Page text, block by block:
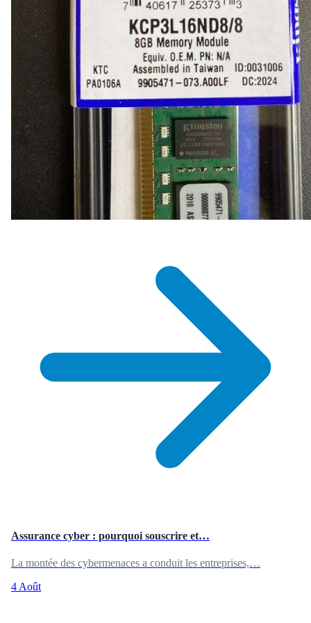
Assurance cyber : pourquoi souscrire et…
La montée des cybermenaces a conduit les entreprises,…
4 Août